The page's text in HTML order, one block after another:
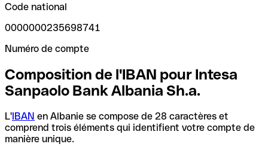
Code national
0000000235698741
Numéro de compte
Composition de l'IBAN pour Intesa
Sanpaolo Bank Albania Sh.a.
L'IBAN en Albanie se compose de 28 caractères et
comprend trois éléments qui identifient votre compte de
manière unique.